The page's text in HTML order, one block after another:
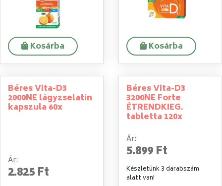
Kosárba Kosárba
Béres Vita-D3
2000NE lágyzselatin
kapszula 60x
Ár:
2.825 Ft
Béres Vita-D3
3200NE Forte
ÉTRENDKIEG.
tabletta 120x
Ár:
5.899 Ft
Készletünk 3 darabszám
alatt van!